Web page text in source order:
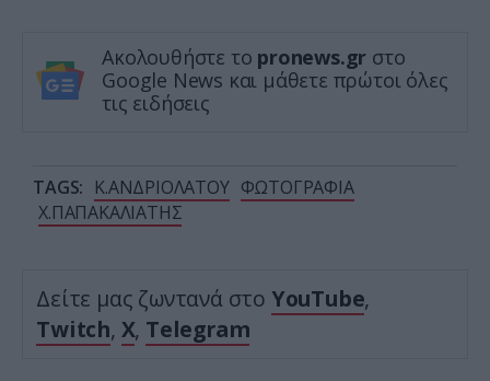
Ακολουθήστε το pronews.gr στο
Google News και μάθετε πρώτοι όλες
τις ειδήσεις
TAGS: K.ΑΝΔΡΙΟΛΑΤΟΥ ΦΩΤΟΓΡΑΦΙΑ
Χ.ΠΑΠΑΚΑΛΙΑΤΗΣ
Δείτε μας ζωντανά στο YouTube,
Twitch, X, Telegram